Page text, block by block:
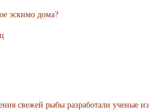
эскимо дома?
свежей рыбы разработали ученые из